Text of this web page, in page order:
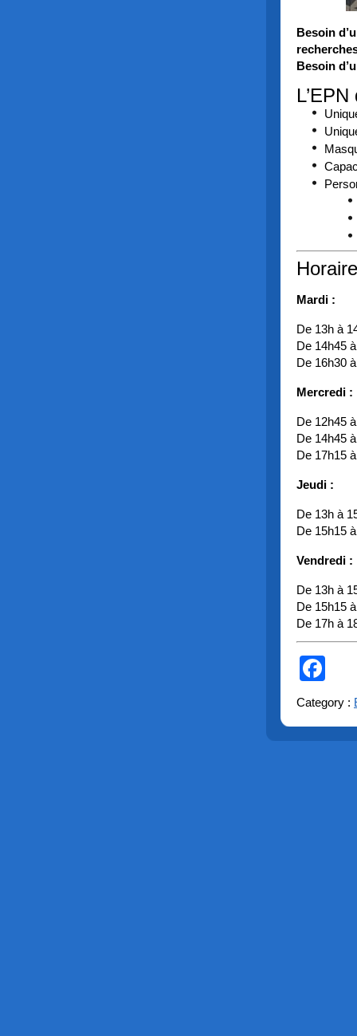
Besoin
Besoin
Mardi :
De 13h à
De 14h45
De 16h30
Mercredi :
De 12h45
De 14h45
De 17h15
Jeudi :
De 13h à
De 15h15
Vendredi :
De 13h à
De 15h15
De 17h à
Category :